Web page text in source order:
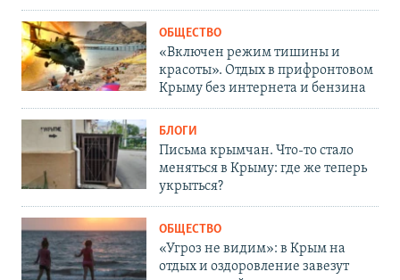
ОБЩЕСТВО
«Включен режим тишины и
красоты». Отдых в прифронтовом
Крыму без интернета и бензина
БЛОГИ
Письма крымчан. Что-то стало
меняться в Крыму: где же теперь
укрыться?
ОБЩЕСТВО
«Угроз не видим»: в Крым на
отдых и оздоровление завезут